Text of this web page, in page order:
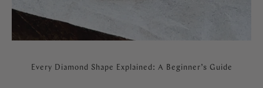
Every Diamond Shape Explained: A Beginner’s Guide